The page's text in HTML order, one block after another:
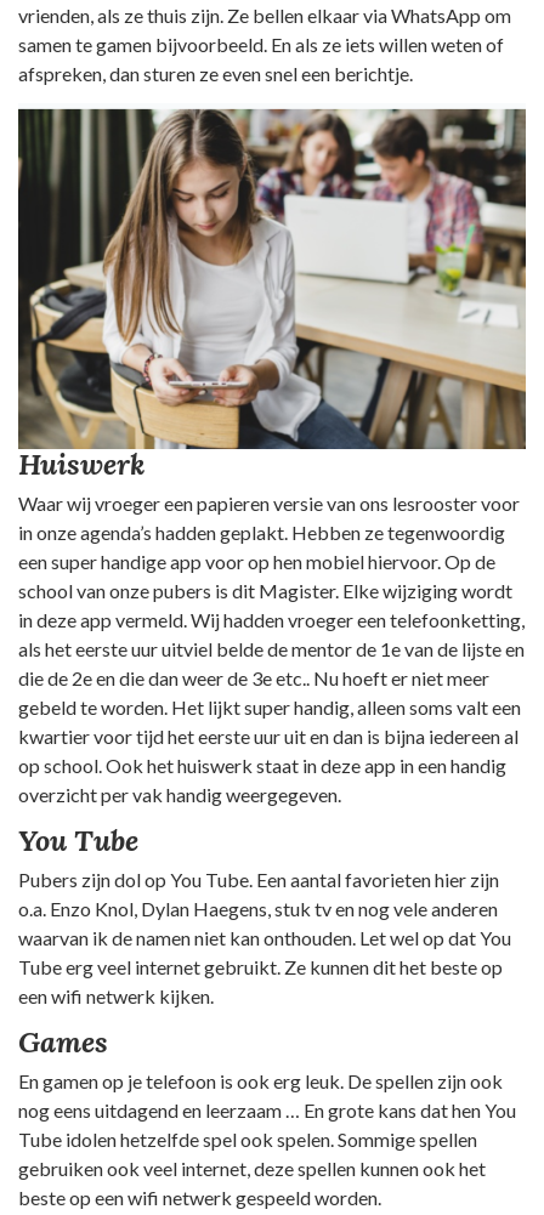
vrienden, als ze thuis zijn. Ze bellen elkaar via WhatsApp om
samen te gamen bijvoorbeeld. En als ze iets willen weten of
afspreken, dan sturen ze even snel een berichtje.
Huiswerk
Waar wij vroeger een papieren versie van ons lesrooster voor
in onze agenda’s hadden geplakt. Hebben ze tegenwoordig
een super handige app voor op hen mobiel hiervoor. Op de
school van onze pubers is dit Magister. Elke wijziging wordt
in deze app vermeld. Wij hadden vroeger een telefoonketting,
als het eerste uur uitviel belde de mentor de 1e van de lijste en
die de 2e en die dan weer de 3e etc.. Nu hoeft er niet meer
gebeld te worden. Het lijkt super handig, alleen soms valt een
kwartier voor tijd het eerste uur uit en dan is bijna iedereen al
op school. Ook het huiswerk staat in deze app in een handig
overzicht per vak handig weergegeven.
You Tube
Pubers zijn dol op You Tube. Een aantal favorieten hier zijn
o.a. Enzo Knol, Dylan Haegens, stuk tv en nog vele anderen
waarvan ik de namen niet kan onthouden. Let wel op dat You
Tube erg veel internet gebruikt. Ze kunnen dit het beste op
een wifi netwerk kijken.
Games
En gamen op je telefoon is ook erg leuk. De spellen zijn ook
nog eens uitdagend en leerzaam … En grote kans dat hen You
Tube idolen hetzelfde spel ook spelen. Sommige spellen
gebruiken ook veel internet, deze spellen kunnen ook het
beste op een wifi netwerk gespeeld worden.